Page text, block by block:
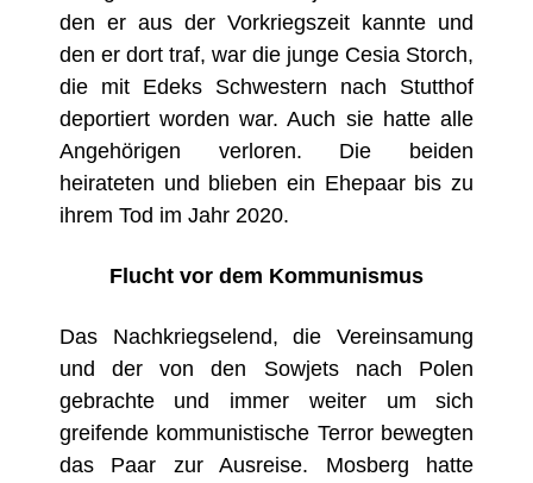
den er aus der Vorkriegszeit kannte und
den er dort traf, war die junge Cesia Storch,
die mit Edeks Schwestern nach Stutthof
deportiert worden war. Auch sie hatte alle
Angehörigen verloren. Die beiden
heirateten und blieben ein Ehepaar bis zu
ihrem Tod im Jahr 2020.
Flucht vor dem Kommunismus
Das Nachkriegselend, die Vereinsamung
und der von den Sowjets nach Polen
gebrachte und immer weiter um sich
greifende kommunistische Terror bewegten
das Paar zur Ausreise. Mosberg hatte